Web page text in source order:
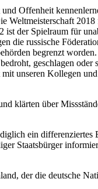
Offenheit
der Spielraum für
die russische
begrenzt
geschlagen
unseren Kollegen
klärten über
ein
Staatsbürger
der die deutsche